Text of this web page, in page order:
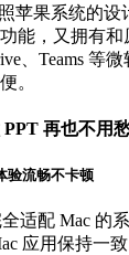
苹果系统的
能，又拥有
、Teams 等
。
再也不用
验流畅不卡顿
适配 Mac 的
应用保持一